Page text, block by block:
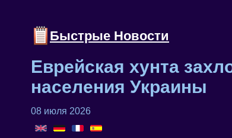
Быстрые Новости
Еврейская хунта
населения Украины
08 июля 2026